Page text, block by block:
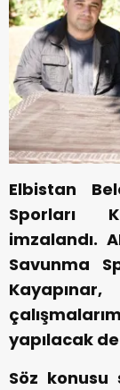
Elbistan
Sporları
imzalandı.
Savunma
yapılacak
Söz